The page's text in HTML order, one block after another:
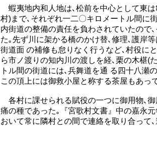
蝦夷地内和人地は､松前を中心として東
村)まで､それぞれ一二〇キロメートル間に
内街道の整備の責任を負わされていたので
た｡先ず川に架かる橋のかけ替､修理､護岸
街道面 の補修も怠りなく行うなど､村役に
ら市ノ渡りの知内川の渡しを経､栗の木椹(
トル間の街道には､兵舞道を通 る四十八瀬
この頂上には御救小屋と称する茶屋もあっ
各村に課せられる賦役の一つに御用物､
痛の種であった｡『宮歌村文書』中の嘉永
おいて常に隣村との間で連絡を取り合って